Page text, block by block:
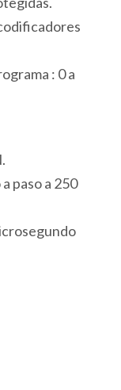
: 0 a
paso a 250